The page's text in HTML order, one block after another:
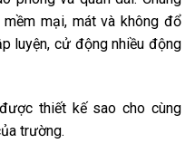
mại, mát và không đổ
luyện, cử động nhiều động
thiết kế sao cho cùng
trường.